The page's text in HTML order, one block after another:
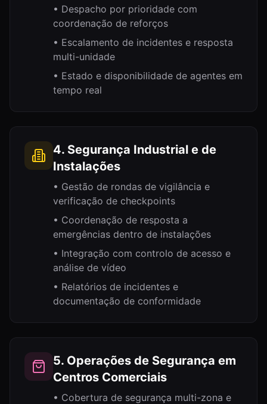
• Despacho por prioridade com
coordenação de reforços
• Escalamento de incidentes e resposta
multi-unidade
• Estado e disponibilidade de agentes em
tempo real
4. Segurança Industrial e de
Instalações
• Gestão de rondas de vigilância e
verificação de checkpoints
• Coordenação de resposta a
emergências dentro de instalações
• Integração com controlo de acesso e
análise de vídeo
• Relatórios de incidentes e
documentação de conformidade
5. Operações de Segurança em
Centros Comerciais
• Cobertura de segurança multi-zona e